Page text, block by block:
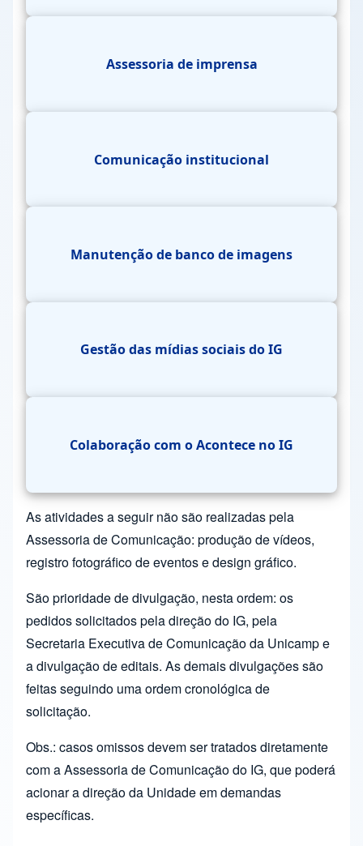
Assessoria de imprensa
Comunicação institucional
Manutenção de banco de imagens
Gestão das mídias sociais do IG
Colaboração com o Acontece no IG
As atividades a seguir não são realizadas pela
Assessoria de Comunicação: produção de vídeos,
registro fotográfico de eventos e design gráfico.
São prioridade de divulgação, nesta ordem: os
pedidos solicitados pela direção do IG, pela
Secretaria Executiva de Comunicação da Unicamp e
a divulgação de editais. As demais divulgações são
feitas seguindo uma ordem cronológica de
solicitação.
Obs.: casos omissos devem ser tratados diretamente
com a Assessoria de Comunicação do IG, que poderá
acionar a direção da Unidade em demandas
específicas.